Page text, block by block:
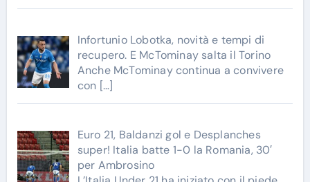
Infortunio Lobotka, novità e tempi di
recupero. E McTominay salta il Torino
Anche McTominay continua a convivere
con […]
Euro 21, Baldanzi gol e Desplanches
super! Italia batte 1-0 la Romania, 30′
per Ambrosino